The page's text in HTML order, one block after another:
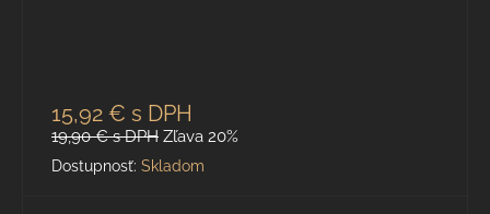
15,92 € s DPH
19,90 €s DPH Zľava 20%
Dostupnosť: Skladom